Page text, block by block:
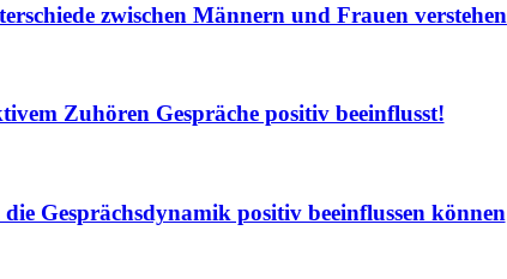
zwischen Männern und Frauen verstehen
Zuhören Gespräche positiv beeinflusst!
Gesprächsdynamik positiv beeinflussen können